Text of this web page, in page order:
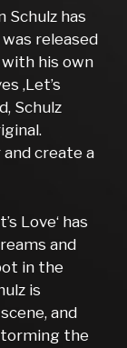
Schulz has
was released
his own
‚Let’s
Schulz
and create a
Love‘ has
and
in the
is
and
the